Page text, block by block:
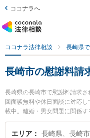
ココナラへ
ココナラ法律相談 長崎県
長崎市の慰謝料請
長崎県の長崎市で慰謝料請求
回面談無料や休日面談に対応
載中。離婚・男女問題に関係
絞り込み検索もでき便利です
野 浩介弁護士や弁護士法人グ
エリア 長崎県、長崎市